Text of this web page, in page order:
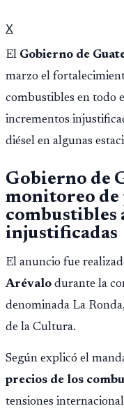
X
El Gobierno de
marzo el
combustibles en todo
incrementos
diésel en algunas
Gobierno de
monitoreo de
combustibles
injustificadas
El anuncio fue
Arévalo durante la
denominada La
de la Cultura.
Según explicó el
precios de los
tensiones